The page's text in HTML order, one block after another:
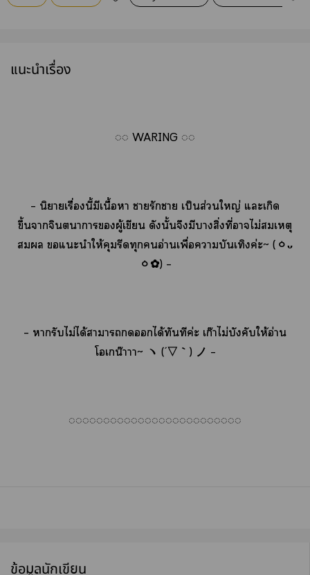
แนะนำเรื่อง
◌◌ WARING ◌◌
– นิยายเรื่องนี้มีเนื้อา ารักา เป็นส่วนใหญ่ แะเกิด
ขึ้นาจินตนาการผู้เขียน ดังนั้นจึงมีาสิ่งที่าไม่สมเหตุ
สมผล แะนำให้คุมรีดทุกอ่านเพื่อาบันเทิงค่ะ~ (ㆁᴗ
ㆁ✿) –
– ารับไม่ได้าาได้ทันทีค่ะ เก๊าไม่บังคับให้อ่าน
โเกน๊าาา~ ヽ (´▽｀ ) ノ –
◌◌◌◌◌◌◌◌◌◌◌◌◌◌◌◌◌◌◌◌◌◌◌◌◌
ข้อมูลนักเขียน